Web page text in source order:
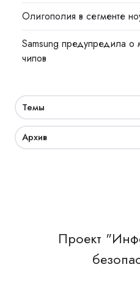
Олигополия в сегменте
Samsung предупредила о
чипов
Темы
Архив
Проект